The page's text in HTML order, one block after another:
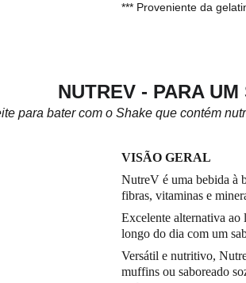
*** Proveniente da
NUTREV - PARA
para bater com o Shake que contém
VISÃO GERAL
NutreV é uma bebida à
fibras, vitaminas e
Excelente alternativa ao
longo do dia com um
Versátil e nutritivo,
muffins ou saboreado